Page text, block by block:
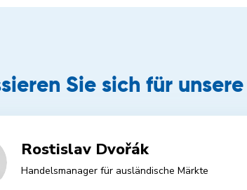
Sie sich für
Rostislav Dvořák
Handelsmanager für ausländische Märkte